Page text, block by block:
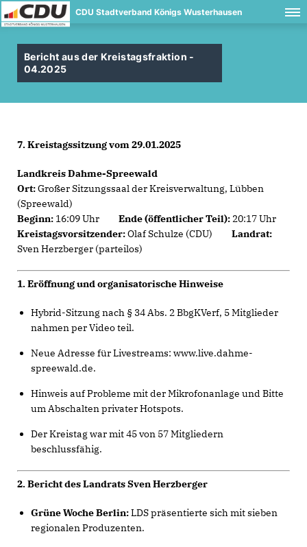
CDU Stadtverband Königs Wusterhausen
Bericht aus der Kreistagsfraktion -
04.2025
7. Kreistagssitzung vom 29.01.2025
Landkreis Dahme-Spreewald
Ort:Großer Sitzungssaal der Kreisverwaltung, Lübben
(Spreewald)
Beginn: 16:09 Uhr Ende (öffentlicher Teil):20:17 Uhr
Kreistagsvorsitzender:Olaf Schulze (CDU) Landrat:
Sven Herzberger (parteilos)
1. Eröffnung und organisatorische Hinweise
Hybrid-Sitzung nach § 34 Abs. 2 BbgKVerf, 5 Mitglieder
nahmen per Video teil.
Neue Adresse für Livestreams: www.live.dahme-
spreewald.de.
Hinweis auf Probleme mit der Mikrofonanlage und Bitte
um Abschalten privater Hotspots.
Der Kreistag war mit 45 von 57 Mitgliedern
beschlussfähig.
2. Bericht des Landrats Sven Herzberger
Grüne Woche Berlin:LDS präsentierte sich mit sieben
regionalen Produzenten.